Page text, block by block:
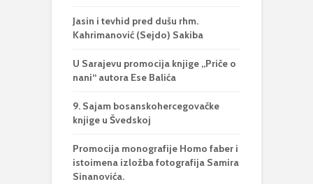
Jasin i tevhid pred dušu rhm.
Kahrimanović (Sejdo) Sakiba
U Sarajevu promocija knjige „Priče o
nani“ autora Ese Balića
9. Sajam bosanskohercegovačke
knjige u Švedskoj
Promocija monografije Homo faber i
istoimena izložba fotografija Samira
Sinanovića.